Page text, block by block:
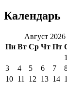
Календарь
Август 2026
Пн Вт Ср Чт Пт
1
3
4 5 6 7
10 11 12 13 14